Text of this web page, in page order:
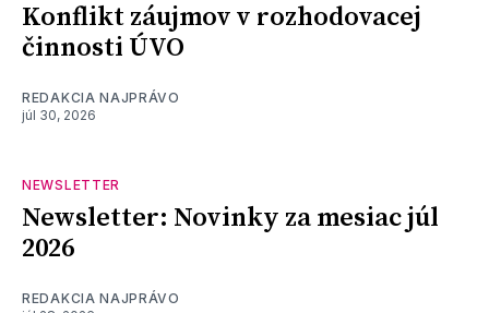
Konflikt záujmov v rozhodovacej
činnosti ÚVO
REDAKCIA NAJPRÁVO
júl 30, 2026
NEWSLETTER
Newsletter: Novinky za mesiac júl
2026
REDAKCIA NAJPRÁVO